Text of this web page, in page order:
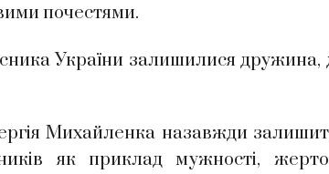
почестями.
України залишилися дружина,
Михайленка назавжди
як приклад мужності,